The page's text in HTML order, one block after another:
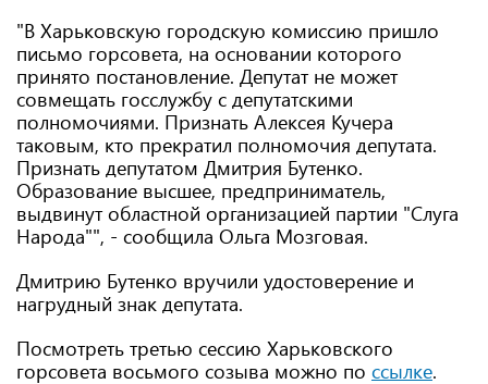
"В Харьковскую городскую комиссию пришло
письмо горсовета, на основании которого
принято постановление. Депутат не может
совмещать госслужбу с депутатскими
полномочиями. Признать Алексея Кучера
таковым, кто прекратил полномочия депутата.
Признать депутатом Дмитрия Бутенко.
Образование высшее, предприниматель,
выдвинут областной организацией партии "Слуга
Народа"", - сообщила Ольга Мозговая.
Дмитрию Бутенко вручили удостоверение и
нагрудный знак депутата.
Посмотреть третью сессию Харьковского
горсовета восьмого созыва можно по ссылке.